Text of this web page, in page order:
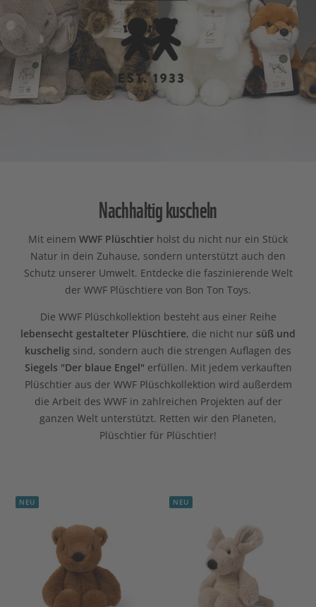
Nachhaltig kuscheln
Mit einem WWF Plüschtier holst du nicht nur ein Stück
Natur in dein Zuhause, sondern unterstützt auch den
Schutz unserer Umwelt. Entdecke die faszinierende Welt
der WWF Plüschtiere von Bon Ton Toys.
Die WWF Plüschkollektion besteht aus einer Reihe
lebensecht gestalteter Plüschtiere, die nicht nur süß und
kuschelig sind, sondern auch die strengen Auflagen des
Siegels "Der blaue Engel" erfüllen. Mit jedem verkauften
Plüschtier aus der WWF Plüschkollektion wird außerdem
die Arbeit des WWF in zahlreichen Projekten auf der
ganzen Welt unterstützt. Retten wir den Planeten,
Plüschtier für Plüschtier!
NEU NEU